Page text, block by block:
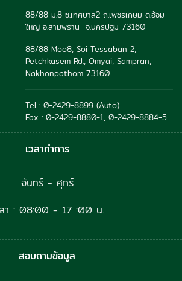
88/88 ม.8 ซ.เทศบาล2 ถ.เพชรเกษม ต.อ้อม
ใหญ่ อ.สามพราน จ.นครปฐม 73160
88/88 Moo8, Soi Tessaban 2,
Petchkasem Rd., Omyai, Sampran,
Nakhonpathom 73160
Tel : 0-2429-8899 (Auto)
Fax : 0-2429-8880-1, 0-2429-8884-5
เวลาทำการ
จันทร์ - ศุกร์
ลา : 08:00 - 17 :00 น.
สอบถามข้อมูล